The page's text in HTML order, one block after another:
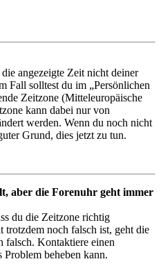
angezeigte Zeit nicht deiner
Fall solltest du im „Persönlichen
Zeitzone (Mitteleuropäische
kann dabei nur von
werden. Wenn du noch nicht
Grund, dies jetzt zu tun.
aber die Forenuhr geht immer
du die Zeitzone richtig
trotzdem noch falsch ist, geht die
falsch. Kontaktiere einen
beheben kann.